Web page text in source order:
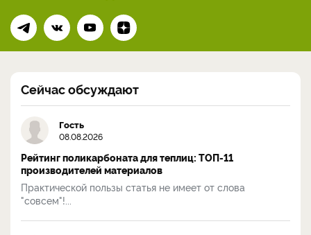
Сейчас обсуждают
Гость
08.08.2026
Рейтинг поликарбоната для теплиц: ТОП-11
производителей материалов
Практической пользы статья не имеет от слова
"совсем"!...